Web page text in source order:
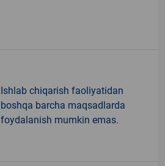
Ishlab chiqarish faoliyatidan
boshqa barcha maqsadlarda
foydalanish mumkin emas.